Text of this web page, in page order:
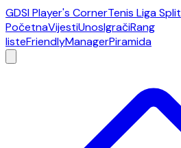
GDSI Player's CornerTenis Liga Split
PočetnaVijestiUnosIgračiRang
listeFriendlyManagerPiramida